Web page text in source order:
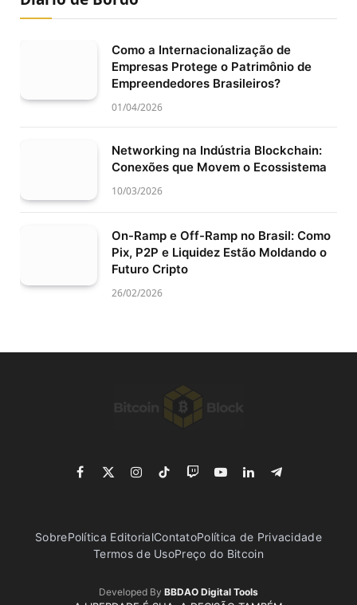
Como a Internacionalização de
Empresas Protege o Patrimônio de
Empreendedores Brasileiros?
01/04/2026
Networking na Indústria Blockchain:
Conexões que Movem o Ecossistema
10/03/2026
On-Ramp e Off-Ramp no Brasil: Como
Pix, P2P e Liquidez Estão Moldando o
Futuro Cripto
26/02/2026
Facebook
X
Instagram
TikTokTwitchYouTubeLinkedInTelegram
SobrePolítica EditorialContatoPolítica de Privacidade
Termos de UsoPreço do Bitcoin
Developed By BBDAO Digital Tools